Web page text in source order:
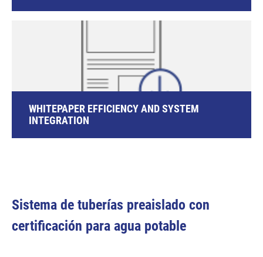
WHITEPAPER EFFICIENCY AND SYSTEM
INTEGRATION
Sistema de tuberías preaislado con
certificación para agua potable